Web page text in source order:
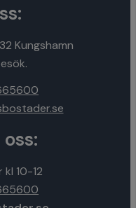
Kungshamn
10-12